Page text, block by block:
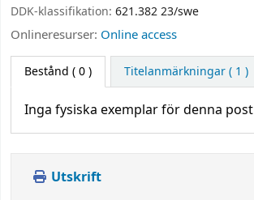
DDK-klassifikation: 621.382 23/swe
Onlineresurser: Online access
Bestånd ( 0 ) Titelanmärkningar ( 1 )
Inga fysiska exemplar för denna post
Utskrift